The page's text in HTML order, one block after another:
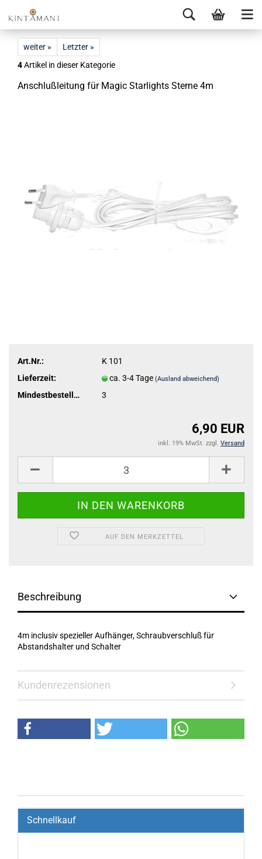
weiter »
Letzter »
4Artikel in dieser Kategorie
An­schluß­lei­tung für Magic Star­lights Ster­ne 4m
Art.Nr.:
K 101
Lieferzeit:
ca. 3-4 Tage(Ausland abweichend)
Mindestbestellmenge: 3
6,90 EUR
inkl. 19% MwSt. zzgl. Versand
AUF DEN MERKZETTEL
Beschreibung
4m inclusiv spezieller Aufhänger, Schraubverschluß für
Abstandshalter und Schalter
Kundenrezensionen
Schnellkauf